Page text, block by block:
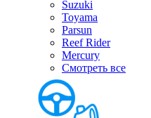
Suzuki
Toyama
Parsun
Reef Rider
Mercury
Смотреть все